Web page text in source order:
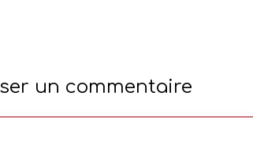
un commentaire